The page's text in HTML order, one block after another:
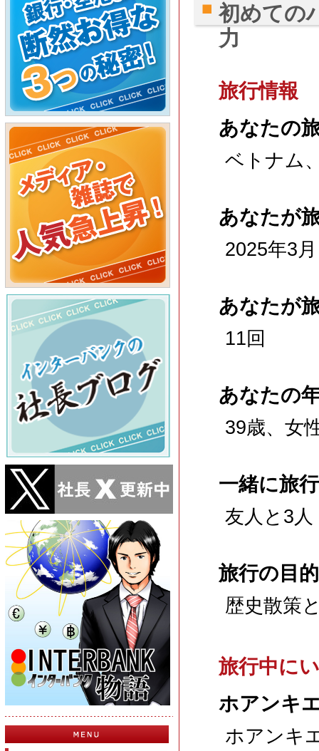
初めての
力
旅行情報
あなたの
ベトナム
あなたが
2025年3月
あなたが
11回
あなたの
39歳、女
一緒に旅
友人と3人
旅行の目的
歴史散策
旅行中に
ホアンキ
ホアンキ